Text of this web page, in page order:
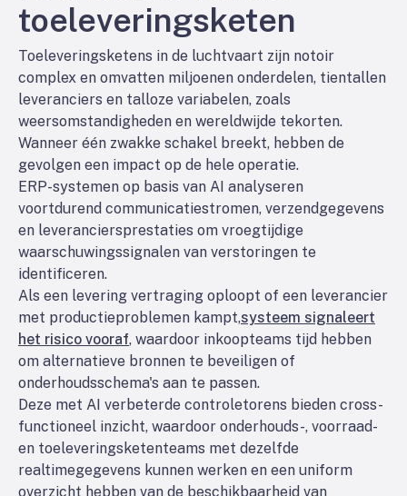
toeleveringsketen
Toeleveringsketens in de luchtvaart zijn notoir
complex en omvatten miljoenen onderdelen, tientallen
leveranciers en talloze variabelen, zoals
weersomstandigheden en wereldwijde tekorten.
Wanneer één zwakke schakel breekt, hebben de
gevolgen een impact op de hele operatie.
ERP-systemen op basis van AI analyseren
voortdurend communicatiestromen, verzendgegevens
en leveranciersprestaties om vroegtijdige
waarschuwingssignalen van verstoringen te
identificeren.
Als een levering vertraging oploopt of een leverancier
met productieproblemen kampt,systeem signaleert
het risico vooraf, waardoor inkoopteams tijd hebben
om alternatieve bronnen te beveiligen of
onderhoudsschema's aan te passen.
Deze met AI verbeterde controletorens bieden cross-
functioneel inzicht, waardoor onderhouds-, voorraad-
en toeleveringsketenteams met dezelfde
realtimegegevens kunnen werken en een uniform
overzicht hebben van de beschikbaarheid van